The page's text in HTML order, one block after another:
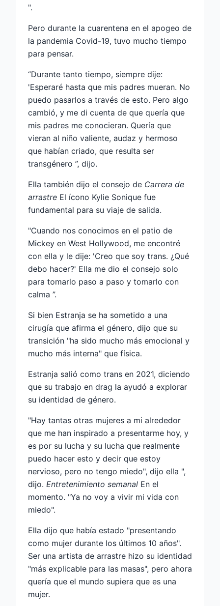
".
Pero durante la cuarentena en el apogeo de
la pandemia Covid-19, tuvo mucho tiempo
para pensar.
“Durante tanto tiempo, siempre dije:
'Esperaré hasta que mis padres mueran. No
puedo pasarlos a través de esto. Pero algo
cambió, y me di cuenta de que quería que
mis padres me conocieran. Quería que
vieran al niño valiente, audaz y hermoso
que habían criado, que resulta ser
transgénero ”, dijo.
Ella también dijo el consejo de Carrera de
arrastre El ícono Kylie Sonique fue
fundamental para su viaje de salida.
"Cuando nos conocimos en el patio de
Mickey en West Hollywood, me encontré
con ella y le dije: 'Creo que soy trans. ¿Qué
debo hacer?' Ella me dio el consejo solo
para tomarlo paso a paso y tomarlo con
calma ”.
Si bien Estranja se ha sometido a una
cirugía que afirma el género, dijo que su
transición "ha sido mucho más emocional y
mucho más interna" que física.
Estranja salió como trans en 2021, diciendo
que su trabajo en drag la ayudó a explorar
su identidad de género.
"Hay tantas otras mujeres a mi alrededor
que me han inspirado a presentarme hoy, y
es por su lucha y su lucha que realmente
puedo hacer esto y decir que estoy
nervioso, pero no tengo miedo", dijo ella ",
dijo. Entretenimiento semanal En el
momento. "Ya no voy a vivir mi vida con
miedo".
Ella dijo que había estado "presentando
como mujer durante los últimos 10 años".
Ser una artista de arrastre hizo su identidad
"más explicable para las masas", pero ahora
quería que el mundo supiera que es una
mujer.